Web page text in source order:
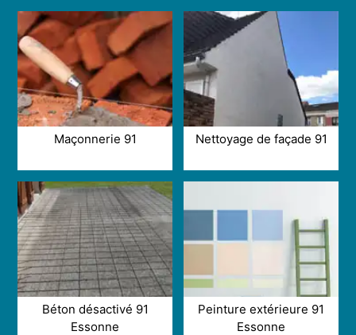
Maçonnerie 91 Nettoyage de façade 91
Béton désactivé 91
Essonne
Peinture extérieure 91
Essonne